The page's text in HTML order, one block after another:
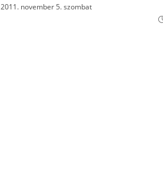
2011. november 5. szombat